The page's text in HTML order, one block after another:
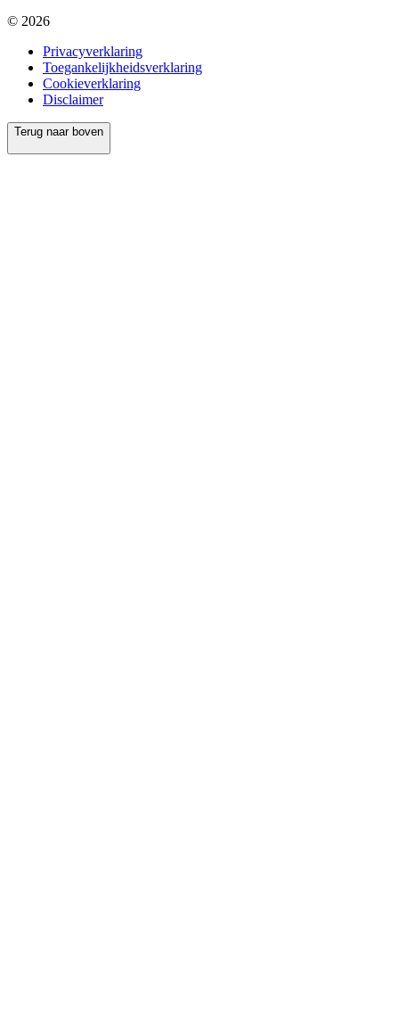
© 2026
Privacyverklaring
Toegankelijkheidsverklaring
Cookieverklaring
Disclaimer
Terug naar boven